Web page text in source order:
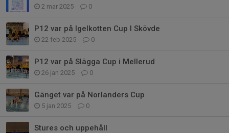
2 mar 2025 0
P12 var på Igelkotten Cup I Skövde
22 feb 2025 0
P12 var på Slägga Cup i Mellerud
26 jan 2025 0
Gänget var på Norlanders Cup
5 jan 2025 0
Stures och uppehåll